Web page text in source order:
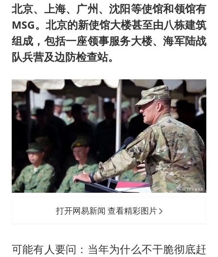
北京、上海、广州、沈阳等使馆和领馆有
MSG。北京的新使馆大楼甚至由八栋建筑
组成，包括一座领事服务大楼、海军陆战
队兵营及边防检查站。
打开网易新闻 查看精彩图片
可能有人要问：当年为什么不干脆彻底赶